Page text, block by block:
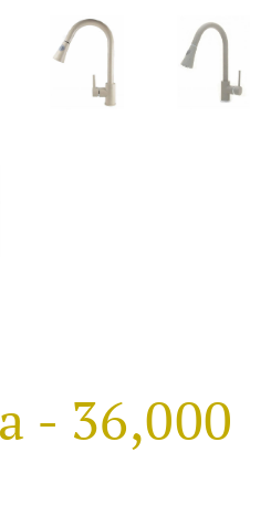
- 36,000